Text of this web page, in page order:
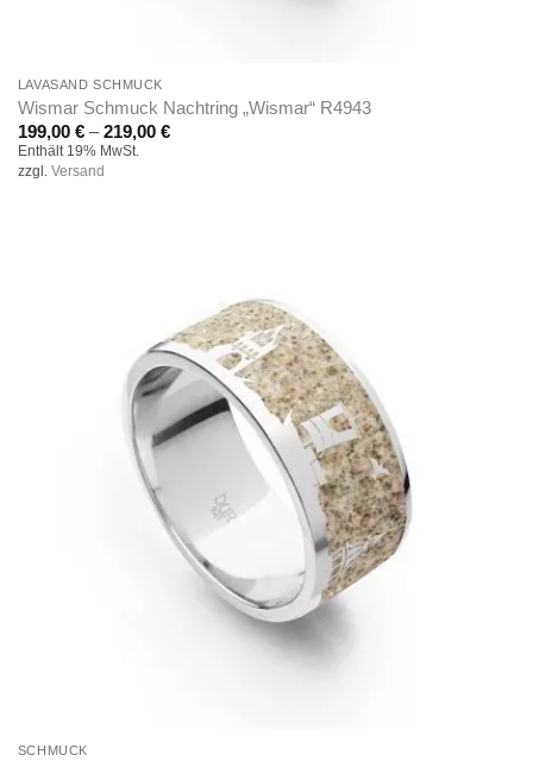
LAVASAND SCHMUCK
Wismar Schmuck Nachtring „Wismar“ R4943
199,00 € –219,00 €Preisspanne:
Enthält 19% MwSt.
zzgl. Versand
SCHMUCK